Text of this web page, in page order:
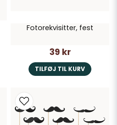
Fotorekvisitter, fest
39 kr
TILFØJ TIL KURV